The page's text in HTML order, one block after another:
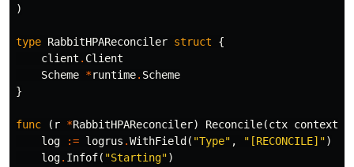
)
type RabbitHPAReconciler struct
{
client . Client
Scheme *runtime. Scheme
}
func ( r *RabbitHPAReconciler) Reconcile(ctx context
log
:= logrus .WithField ( "Type" , "[RECONCILE]")
log. Infof( "Starting")